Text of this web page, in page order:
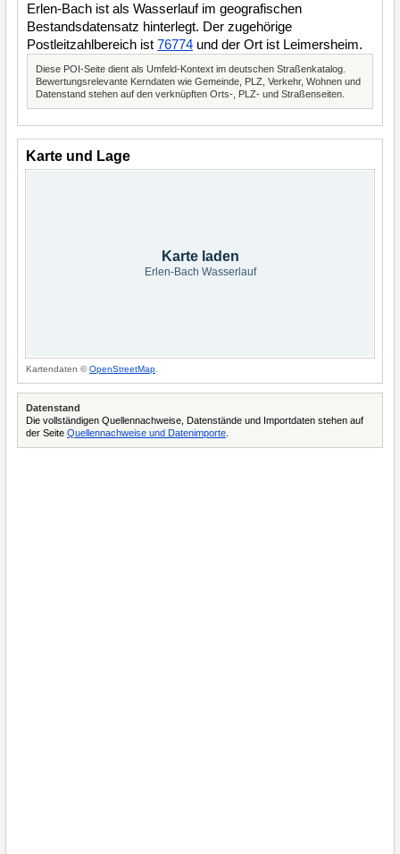
Erlen-Bach ist als Wasserlauf im geografischen
Bestandsdatensatz hinterlegt. Der zugehörige
Postleitzahlbereich ist 76774 und der Ort ist Leimersheim.
Diese POI-Seite dient als Umfeld-Kontext im deutschen Straßenkatalog.
Bewertungsrelevante Kerndaten wie Gemeinde, PLZ, Verkehr, Wohnen und
Datenstand stehen auf den verknüpften Orts-, PLZ- und Straßenseiten.
Karte und Lage
Karte laden
Erlen-Bach Wasserlauf
Kartendaten ©OpenStreetMap
Datenstand
Die vollständigen Quellennachweise, Datenstände und Importdaten stehen auf
der Seite Quellennachweise und Datenimporte